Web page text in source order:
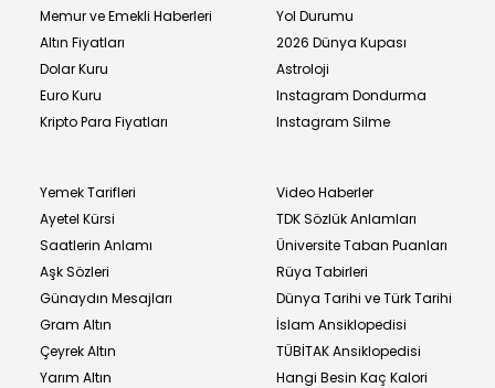
Memur ve Emekli Haberleri
Altın Fiyatları
Dolar Kuru
Euro Kuru
Kripto Para Fiyatları
Yol Durumu
2026 Dünya Kupası
Astroloji
Instagram Dondurma
Instagram Silme
Yemek Tarifleri
Ayetel Kürsi
Saatlerin Anlamı
Aşk Sözleri
Günaydın Mesajları
Gram Altın
Çeyrek Altın
Yarım Altın
Video Haberler
TDK Sözlük Anlamları
Üniversite Taban Puanları
Rüya Tabirleri
Dünya Tarihi ve Türk Tarihi
İslam Ansiklopedisi
TÜBİTAK Ansiklopedisi
Hangi Besin Kaç Kalori